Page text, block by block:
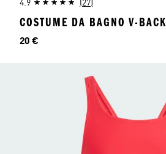
4.9 (27)
COSTUME DA BAGNO V-BACK
Prezzo
20 €